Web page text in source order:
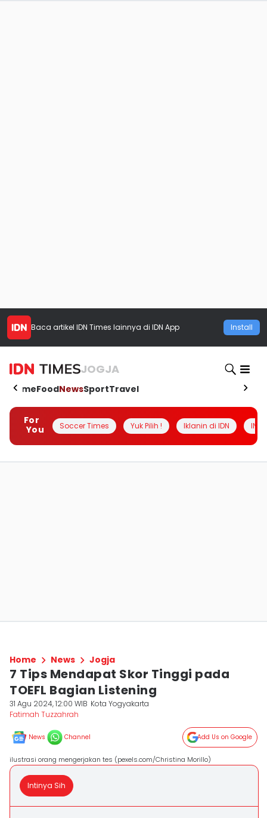
Baca artikel IDN Times lainnya di IDN App Install
JOGJA
HomeFoodNewsSportTravel
For
You
Soccer Times Yuk Pilih ! Iklanin di IDN
Home News Jogja
7 Tips Mendapat Skor Tinggi pada
TOEFL Bagian Listening
31 Agu 2024, 12:00 WIB Kota Yogyakarta
Fatimah Tuzzahrah
News Channel Add Us on Google
ilustrasi orang mengerjakan tes (pexels.com/Christina Morillo)
Intinya Sih